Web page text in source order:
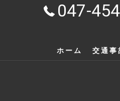
047-
ホーム 交通事